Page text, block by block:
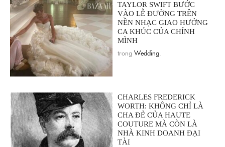
TAYLOR SWIFT BƯỚC
VÀO LỄ ĐƯỜNG TRÊN
NỀN NHẠC GIAO HƯỞNG
CA KHÚC CỦA CHÍNH
MÌNH
trong Wedding
CHARLES FREDERICK
WORTH: KHÔNG CHỈ LÀ
CHA ĐẺ CỦA HAUTE
COUTURE MÀ CÒN LÀ
NHÀ KINH DOANH ĐẠI
TÀI